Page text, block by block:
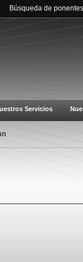
Búsqueda de ponentes
Servicios